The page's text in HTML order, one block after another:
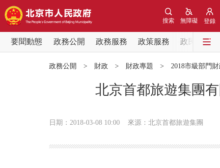
登錄
無障礙
搜索
要聞動態 政務公開 政務服務 政策服務
政民互動
政務公開 > 財政 > 財政專題 > 2018市級部門
北京首都旅遊集團
日期：2018-03-08 10:00 來源：北京首都旅遊集團